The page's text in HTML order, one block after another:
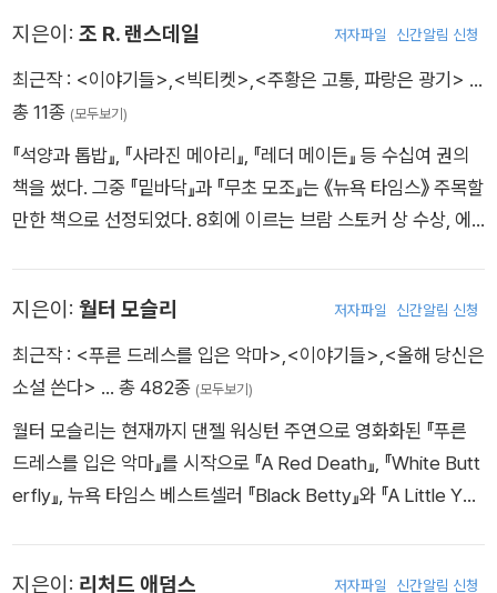
꾸준히 단편 소설을 준비하여 1990년 발표한 《멋진 징조들》이
설 《신들의 전쟁》은 휴고, 네뷸러, 로커스 등 3대 SF 문학상을 휩
쓸었고, 그 외 어린 독자들을 위해 쓴 《금붕어 두 마리와 아빠를
바꾼 날》, 《벽 속에 늑대가 있어》, 《코렐라인》 등의 작품을 줄줄
이 히트시키면서 그래픽 노블계에서 만큼이나 문학계에서도 인
정받고 있다.2008년 발표한 《그레이브야드 북》은 영국의 북트
수상했다. 또한 2010년 영국 CILIP 카네기 메달을 수상하면서
같은 책으로 뉴베리상과 카네기 메달을 동시에 석권한 첫 번째 작
가가 되었다. [뉴욕 타임스] 베스트셀러에 35주 연속으로 올랐
를 냈다. 최근까지도 소설·드라마·영화·만화 작가로 왕성하게 활
동하고 있다.
지은이: 조 R. 랜스데일 저자파일 신간알림 신청
최근작 : <이야기들> <빅티켓> <주황은 고통, 파랑은 광기> …
총 11종 (모두보기)
『석양과 톱밥』, 『사라진 메아리』, 『레더 메이든』 등 수십여 권의
책을 썼다. 그중 『밑바닥』과 『무초 모조』는 《뉴욕 타임스》 주목할
만한 책으로 선정되었다. 8회에 이르는 브람 스토커 상 수상, 에
어려서부터 킥복싱, 태권도, 가라데, 합기도, 유도 등 다양한 무술
을 익혀왔으며, 랜스데일 호신법 도장에서 센 추안이라는 직접 창
시한 무술을 가르치고 있기도 하다. 그는 현재 텍사스 나코도치스
지은이: 월터 모슬리 저자파일 신간알림 신청
최근작 : <푸른 드레스를 입은 악마> <이야기들> <올해 당신은
소설 쓴다> … 총 482종 (모두보기)
월터 모슬리는 현재까지 댄젤 워싱턴 주연으로 영화화된 『푸른
드레스를 입은 악마』를 시작으로 『A Red Death』, 『White Butt
erfly』, 뉴욕 타임스 베스트셀러 『Black Betty』와 『A Little Yell
지은이: 리처드 애덤스 저자파일 신간알림 신청